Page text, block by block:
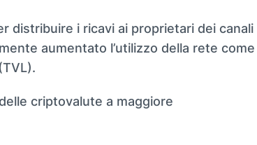
distribuire i ricavi ai proprietari dei canali
aumentato l’utilizzo della rete come
criptovalute a maggiore